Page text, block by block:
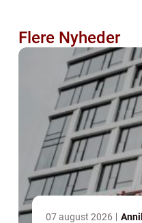
Flere Nyheder
07 august 2026